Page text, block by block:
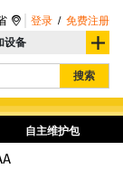
设备
搜索
登录 / 免费注册
自主维护包